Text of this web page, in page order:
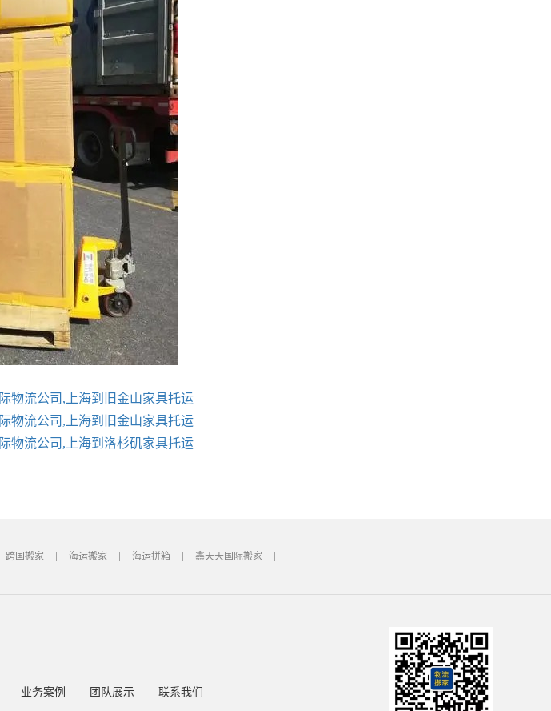
物流公司,上海到旧金山家具托运
物流公司,上海到旧金山家具托运
物流公司,上海到洛杉矶家具托运
跨国搬家 海运搬家 海运拼箱 鑫天天国际搬家
业务案例 团队展示 联系我们